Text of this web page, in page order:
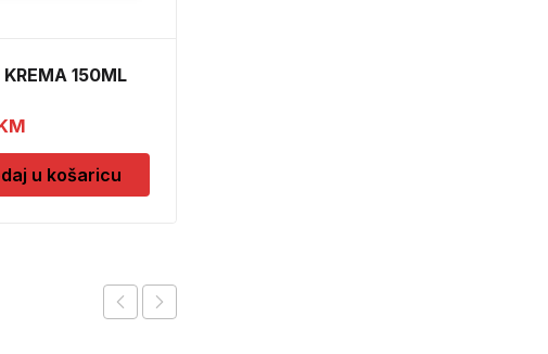
KREMA 150ML
u košaricu